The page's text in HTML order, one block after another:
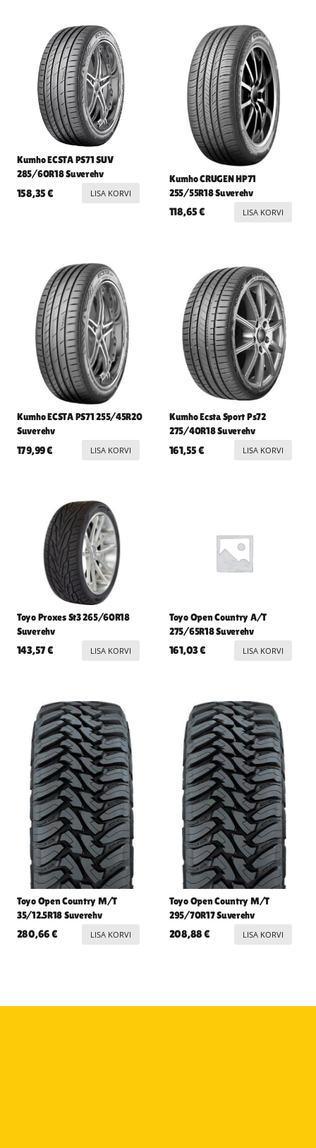
Kumho ECSTA PS71 SUV
285/60R18 Suverehv
158,35€ LISA KORVI
Kumho CRUGEN HP71
255/55R18 Suverehv
118,65€ LISA KORVI
Kumho ECSTA PS71 255/45R20
Suverehv
179,99€ LISA KORVI
Kumho Ecsta Sport Ps72
275/40R18 Suverehv
161,55€ LISA KORVI
Toyo Proxes St3 265/60R18
Suverehv
143,57€ LISA KORVI
Toyo Open Country A/T
275/65R18 Suverehv
161,03€ LISA KORVI
Toyo Open Country M/T
35/12.5R18 Suverehv
280,66€ LISA KORVI
Toyo Open Country M/T
295/70R17 Suverehv
208,88€ LISA KORVI